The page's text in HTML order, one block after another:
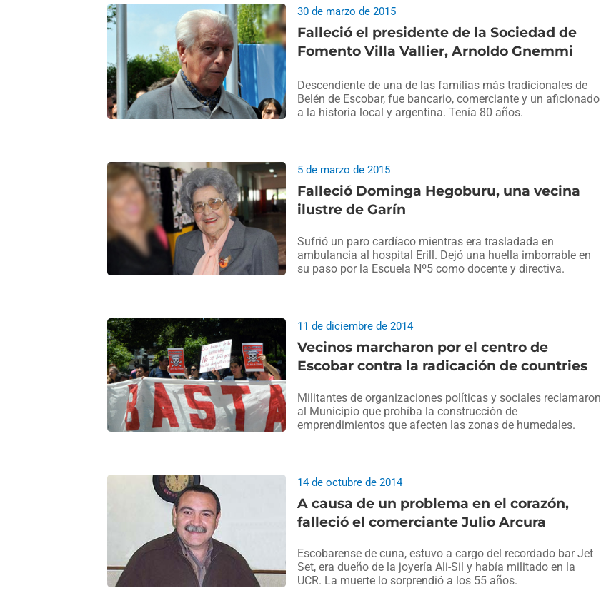
Falleció el presidente de la Sociedad de
Fomento Villa Vallier, Arnoldo Gnemmi
30 de marzo de 2015
Descendiente de una de las familias más tradicionales de
Belén de Escobar, fue bancario, comerciante y un aficionado
a la historia local y argentina. Tenía 80 años.
Falleció Dominga Hegoburu, una vecina
ilustre de Garín
5 de marzo de 2015
Sufrió un paro cardíaco mientras era trasladada en
ambulancia al hospital Erill. Dejó una huella imborrable en
su paso por la Escuela Nº5 como docente y directiva.
Vecinos marcharon por el centro de
Escobar contra la radicación de countries
11 de diciembre de 2014
Militantes de organizaciones políticas y sociales reclamaron
al Municipio que prohíba la construcción de
emprendimientos que afecten las zonas de humedales.
A causa de un problema en el corazón,
falleció el comerciante Julio Arcura
14 de octubre de 2014
Escobarense de cuna, estuvo a cargo del recordado bar Jet
Set, era dueño de la joyería Ali-Sil y había militado en la
UCR. La muerte lo sorprendió a los 55 años.